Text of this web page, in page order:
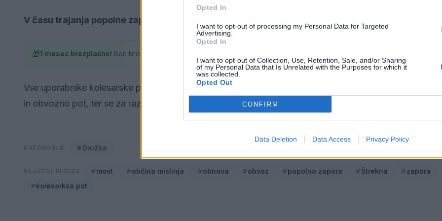
Opted In
I want to opt-out of processing my Personal Data for Targeted
Advertising.
Opted In
I want to opt-out of Collection, Use, Retention, Sale, and/or Sharing
of my Personal Data that Is Unrelated with the Purposes for which it
was collected.
Opted Out
CONFIRM
Data Deletion Data Access Privacy Policy
V času trajanja popolne zapore bo urejena začasna obvozna pot.
🎁1 mesec brezplačno! Beri brez oglasov
Vse uporabnike kolesarske poti prosijo, da dosledno upoštevajo postavljeno prometno signalizacijo
in obvozno pot, ter se za razumevanje najlepše zahvaljujejo.
Družba
most občina mislinja obnova obvoz popolna zapora Štrekna
zapora
kolesarksa pot